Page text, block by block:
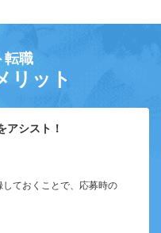
転職
リット
アシスト！
ておくことで、応募時の